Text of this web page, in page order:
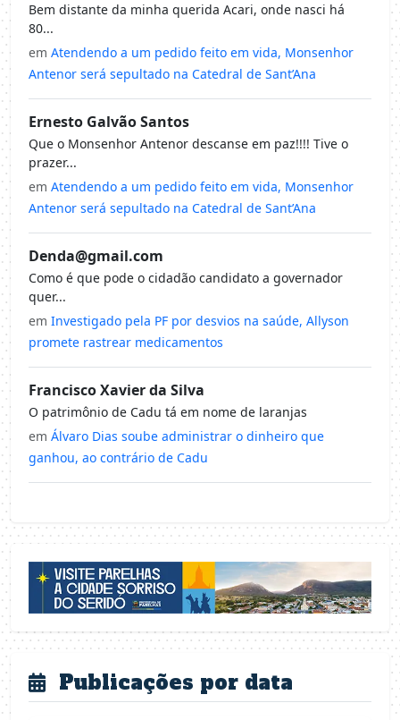
Bem distante da minha querida Acari, onde nasci há
80...
em Atendendo a um pedido feito em vida, Monsenhor
Antenor será sepultado na Catedral de Sant’Ana
Ernesto Galvão Santos
Que o Monsenhor Antenor descanse em paz!!!! Tive o
prazer...
em Atendendo a um pedido feito em vida, Monsenhor
Antenor será sepultado na Catedral de Sant’Ana
Denda@gmail.com
Como é que pode o cidadão candidato a governador
quer...
em Investigado pela PF por desvios na saúde, Allyson
promete rastrear medicamentos
Francisco Xavier da Silva
O patrimônio de Cadu tá em nome de laranjas
em Álvaro Dias soube administrar o dinheiro que
ganhou, ao contrário de Cadu
Publicações por data